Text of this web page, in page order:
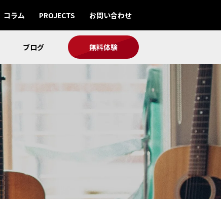
コラム PROJECTS お問い合わせ
ブログ 無料体験